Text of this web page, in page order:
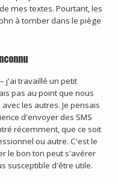
mes textes. Pourtant, les
à tomber dans le piège
j'ai travaillé un petit
pas au point que nous
les autres. Je pensais
d'envoyer des SMS
récemment, que ce soit
ou autre. C'est le
le bon ton peut s'avérer
susceptible d'être utile.